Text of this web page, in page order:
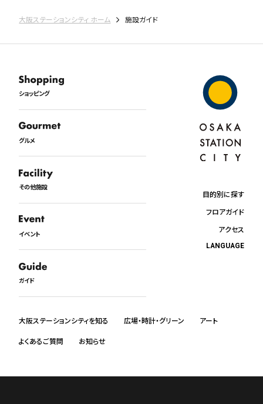
大阪ステーションシティ ホーム 施設ガイド
ショッピング
グルメ
その他施設
イベント
ガイド
大阪ステーションシティを知る 広場・時計・グリーン アート
目的別に探す
フロアガイド
アクセス
LANGUAGE
ภาษาไทย
よくあるご質問 お知らせ